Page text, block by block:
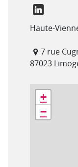
Lien Linkedin
Haute-
7 rue
87023
+
−